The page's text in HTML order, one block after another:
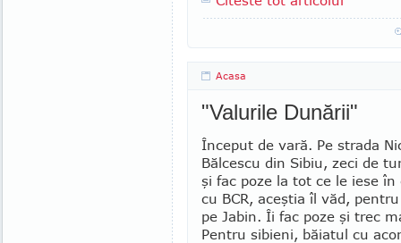
Acasa
"Valurile Dunării"
Început de vară. Pe strada
Bălcescu din Sibiu, zeci de
şi fac poze la tot ce le iese în
cu BCR, aceştia îl văd,
pe Jabin. Îi fac poze şi trec
Pentru sibieni, băiatul cu